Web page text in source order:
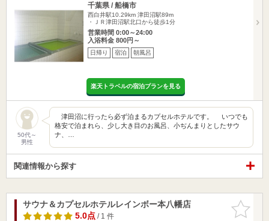
千葉県 / 船橋市
西白井駅10.29km 津田沼駅89m
・ＪＲ津田沼駅北口から徒歩1分
営業時間 0:00～24:00
入浴料金 800円～
日帰り 宿泊 朝風呂
楽天トラベルの宿泊プランを見る
50代～
男性
津田沼に行ったら必ず泊まるカプセルホテルです。 いつでも
格安で泊まれら、少し大き目のお風呂、小ぢんまりとしたサウ
ナ、…
関連情報から探す
お気に入
りに追加
サウナ＆カプセルホテルレインボー本八幡店
5.0点/ 1 件